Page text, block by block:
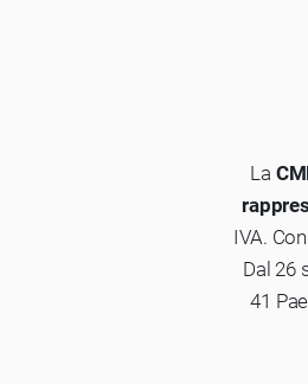
La
IVA.
Dal 26
41